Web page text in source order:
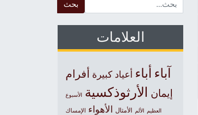
العلامات
آباء أباء أعياد كبيرة أفرام
إيمان الأرثوذكسية الأسبوع
العظيم الألم الأمثال الأهواء الإمساك